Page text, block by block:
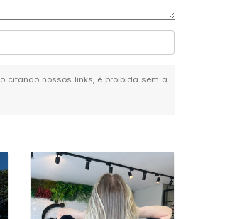
citando nossos links, é proibida sem a